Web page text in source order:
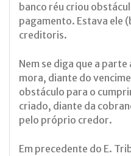
banco réu criou
pagamento. Estava ele
creditoris.
Nem se diga que a
mora, diante do
obstáculo para o
criado, diante da
pelo próprio credor.
Em precedente do E.